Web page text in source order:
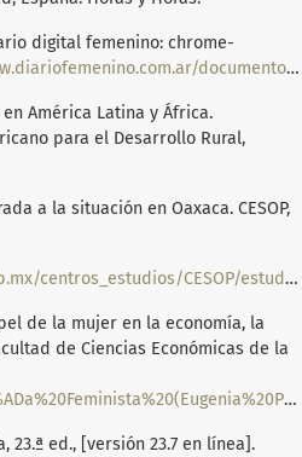
digital femenino: chrome-
documentos/empoderamiento.pdf
América Latina y África.
para el Desarrollo Rural,
a la situación en Oaxaca. CESOP,
https://congresooaxaca.gob.mx/docs65.congresooaxaca.gob.mx/centros_estudios/CESOP/estudiosCESOP/MUJERES_EN_EL_SECTOR_AGROPECUARIO.pdf
de la mujer en la economía, la
de Ciencias Económicas de la
23.ª ed., [versión 23.7 en línea].